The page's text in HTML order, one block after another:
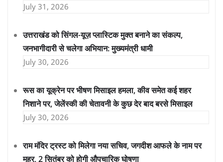
July 31, 2026
उत्तराखंड को सिंगल-यूज़ प्लास्टिक मुक्त बनाने का संकल्प,
जनभागीदारी से चलेगा अभियान: मुख्यमंत्री धामी
July 30, 2026
रूस का यूक्रेन पर भीषण मिसाइल हमला, कीव समेत कई शहर
निशाने पर, जेलेंस्की की चेतावनी के कुछ देर बाद बरसे मिसाइल
July 30, 2026
राम मंदिर ट्रस्ट को मिलेगा नया सचिव, जगदीश आफले के नाम पर
मुहर, 2 सितंबर को होगी औपचारिक घोषणा